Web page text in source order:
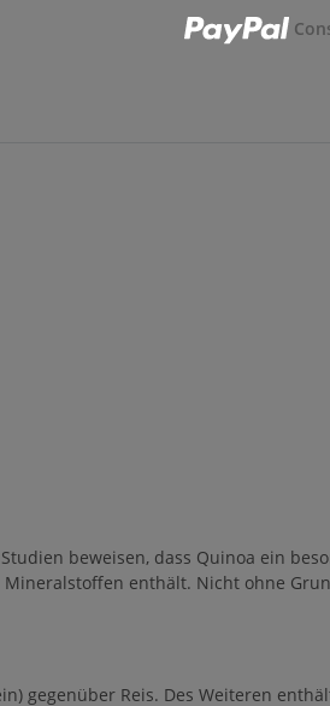
beweisen, dass Quinoa ein
enthält. Nicht ohne
gegenüber Reis. Des Weiteren